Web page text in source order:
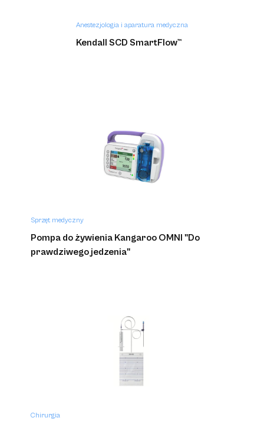
Anestezjologia i aparatura medyczna
Kendall SCD SmartFlow™
Sprzęt medyczny
Pompa do żywienia Kangaroo OMNI "Do
prawdziwego jedzenia"
Chirurgia